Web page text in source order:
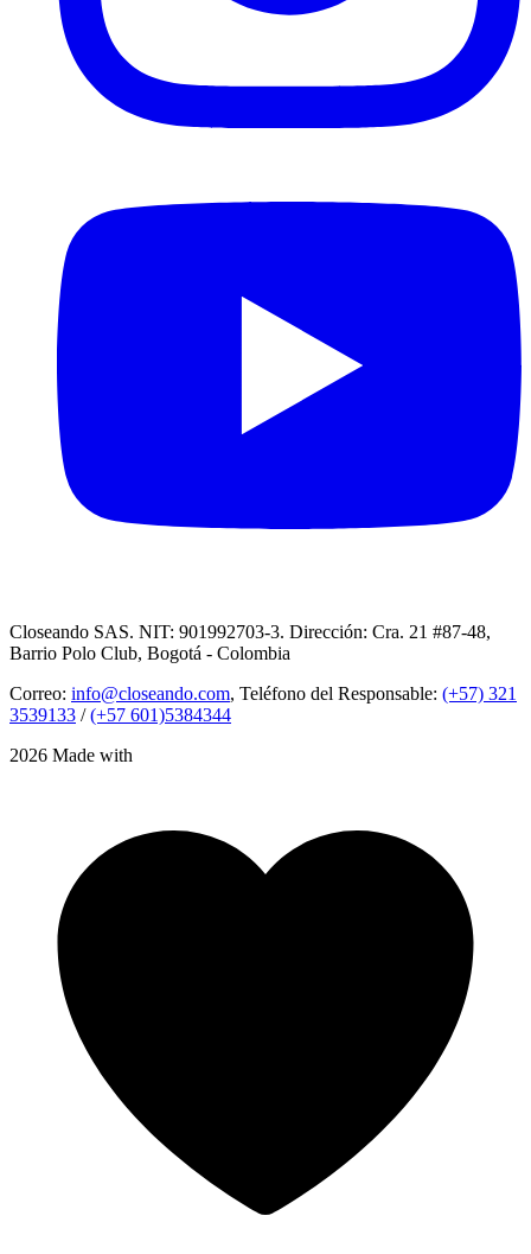
Closeando SAS. NIT: 901992703-3. Dirección: Cra. 21 #87-48,
Barrio Polo Club, Bogotá - Colombia
Correo: info@closeando.com, Teléfono del Responsable: (+57) 321
3539133 /(+57 601)5384344
2026 Made with